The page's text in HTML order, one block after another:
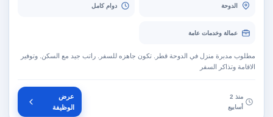
الدوحة دوام كامل
عمالة وخدمات عامة
مطلوب مدبرة منزل في الدوحة قطر. تكون جاهزه للسفر. راتب جيد مع السكن. وتوفير
الاقامة وتذاكر السفر
منذ 2
أسابيع
عرض
الوظيفة